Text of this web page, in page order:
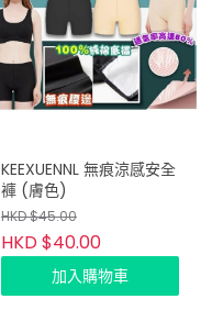
KEEXUENNL 無痕涼感安全
褲 (膚色)
HKD $45.00
HKD $40.00
加入購物車